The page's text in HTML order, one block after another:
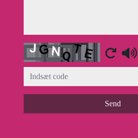
Captcha
Send